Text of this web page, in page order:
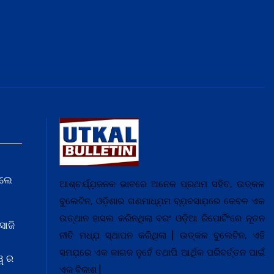
ର
ଆଶ୍ଚର୍ଯ୍ଯ଼ଜନକ ଭାବରେ ଅନେକ ପ୍ରଥମ ସହିତ, ଉତ୍କଳ
ବୁଲେଟିନ, ଓଡ଼ିଶାର ଗଣମାଧ୍ଯ଼ମ ବ୍ଯ଼ବସାଯ଼ରେ କେବଳ ଏକ
ଉତ୍ଥାନ ହାସଲ କରିନଥିଲା ବରଂ ଓଡ଼ିଆ ରିପୋର୍ଟିଂରେ ନୂତନ
ନୀତି ମଧ୍ଯ଼ ସ୍ଥାପନ କରିଥିଲା | ଉତ୍କଳ ବୁଲେଟିନ, ଏହି
ସମଯ଼ରେ ଏକ କାଗଜ ନୁହେଁ ତଥାପି ଆର୍ଥିକ ପରିବର୍ତ୍ତନ ପାଇଁ
ଏକ ବିକାଶ |